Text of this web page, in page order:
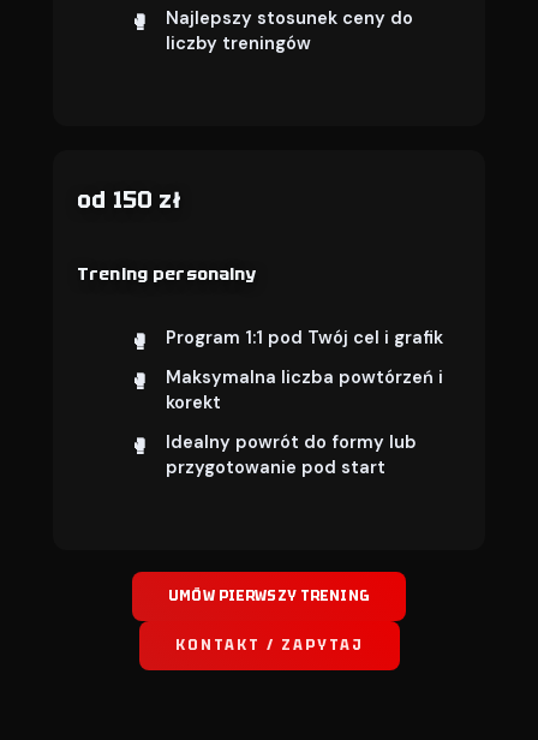
Najlepszy stosunek ceny do
liczby treningów
od 150 zł
Trening personalny
Program 1:1 pod Twój cel i grafik
Maksymalna liczba powtórzeń i
korekt
Idealny powrót do formy lub
przygotowanie pod start
UMÓW PIERWSZY TRENING
KONTAKT / ZAPYTAJ